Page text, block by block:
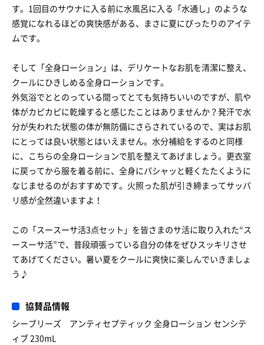
す。1回目のサウナに入る前に水風呂に入る「水通し」のような
感覚になれるほどの爽快感がある、まさに夏にぴったりのアイテ
ムです。
そして「全身ローション」は、デリケートなお肌を清潔に整え、
クールにひきしめる全身ローションです。
外気浴でととのっている間ってとても気持ちいいのですが、肌や
体がカピカピに乾燥すると感じたことはありませんか？発汗で水
分が失われた状態の体が無防備にさらされているので、実はお肌
にとっては良い状態とはいえません。水分補給をするのと同様
に、こちらの全身ローションで肌を整えてあげましょう。更衣室
に戻ってから服を着る前に、全身にパシャッと軽くたたくように
なじませるのがおすすめです。火照った肌が引き締まってサッパ
リ感が全然違いますよ！
この「スースーサ活3点セット」を皆さまのサ活に取り入れた“ス
ースーサ活”で、普段頑張っている自分の体をぜひスッキリさせ
てあげてください。暑い夏をクールに爽快に楽しんでいきましょ
う♪
協賛品情報
シーブリーズ アンティセプティック 全身ローション センシテ
ィブ 230mL